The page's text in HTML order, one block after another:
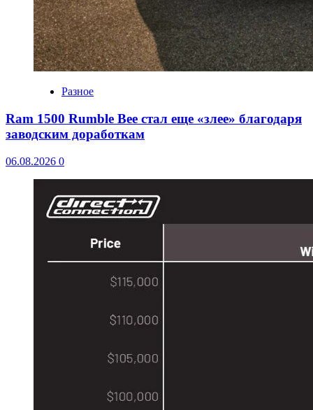
Разное
Ram 1500 Rumble Bee стал еще «злее» благодаря
заводским доработкам
06.08.2026 0